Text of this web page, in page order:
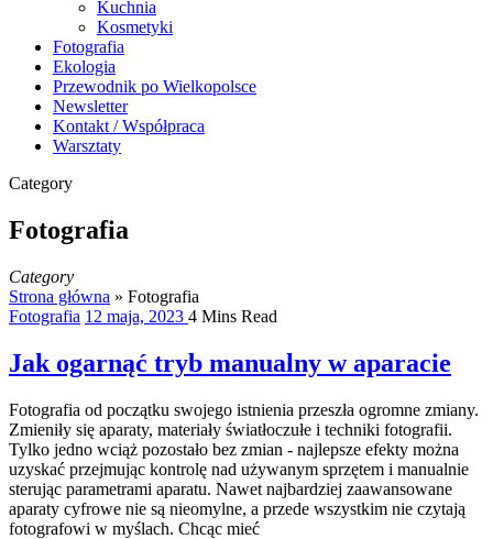
Kuchnia
Kosmetyki
Fotografia
Ekologia
Przewodnik po Wielkopolsce
Newsletter
Kontakt / Współpraca
Warsztaty
Category
Fotografia
Category
Strona główna » Fotografia
Fotografia 12 maja, 2023 4 Mins Read
Jak ogarnąć tryb manualny w aparacie
Fotografia od początku swojego istnienia przeszła ogromne zmiany.
Zmieniły się aparaty, materiały światłoczułe i techniki fotografii.
Tylko jedno wciąż pozostało bez zmian - najlepsze efekty można
uzyskać przejmując kontrolę nad używanym sprzętem i manualnie
sterując parametrami aparatu. Nawet najbardziej zaawansowane
aparaty cyfrowe nie są nieomylne, a przede wszystkim nie czytają
fotografowi w myślach. Chcąc mieć